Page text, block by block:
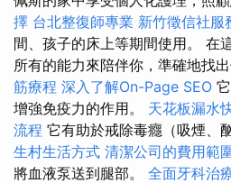
擇 台北整復師專業 新竹徵信社服
間、孩子的床上等期間使用。 在
所有的能力來陪伴你，準確地找
筋療程 深入了解On-Page SEO
增強免疫力的作用。 天花板漏水
流程 它有助於戒除毒癮（吸煙、
生村生活方式 清潔公司的費用範
將血液泵送到腿部。 全面牙科治